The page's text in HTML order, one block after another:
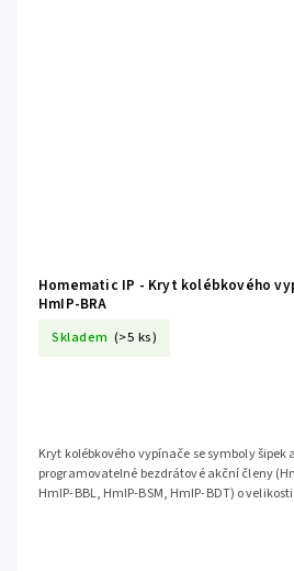
Homematic IP - Kryt kolébkového
HmIP-BRA
Skladem (>5 ks)
Kryt kolébkového vypínače se symboly šipek
programovatelné bezdrátové akční členy
HmIP-BBL, HmIP-BSM, HmIP-BDT) o